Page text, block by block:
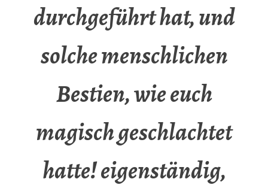
durchgeführt hat, und
solche menschlichen
Bestien, wie euch
magisch geschlachtet
hatte! eigenständig,